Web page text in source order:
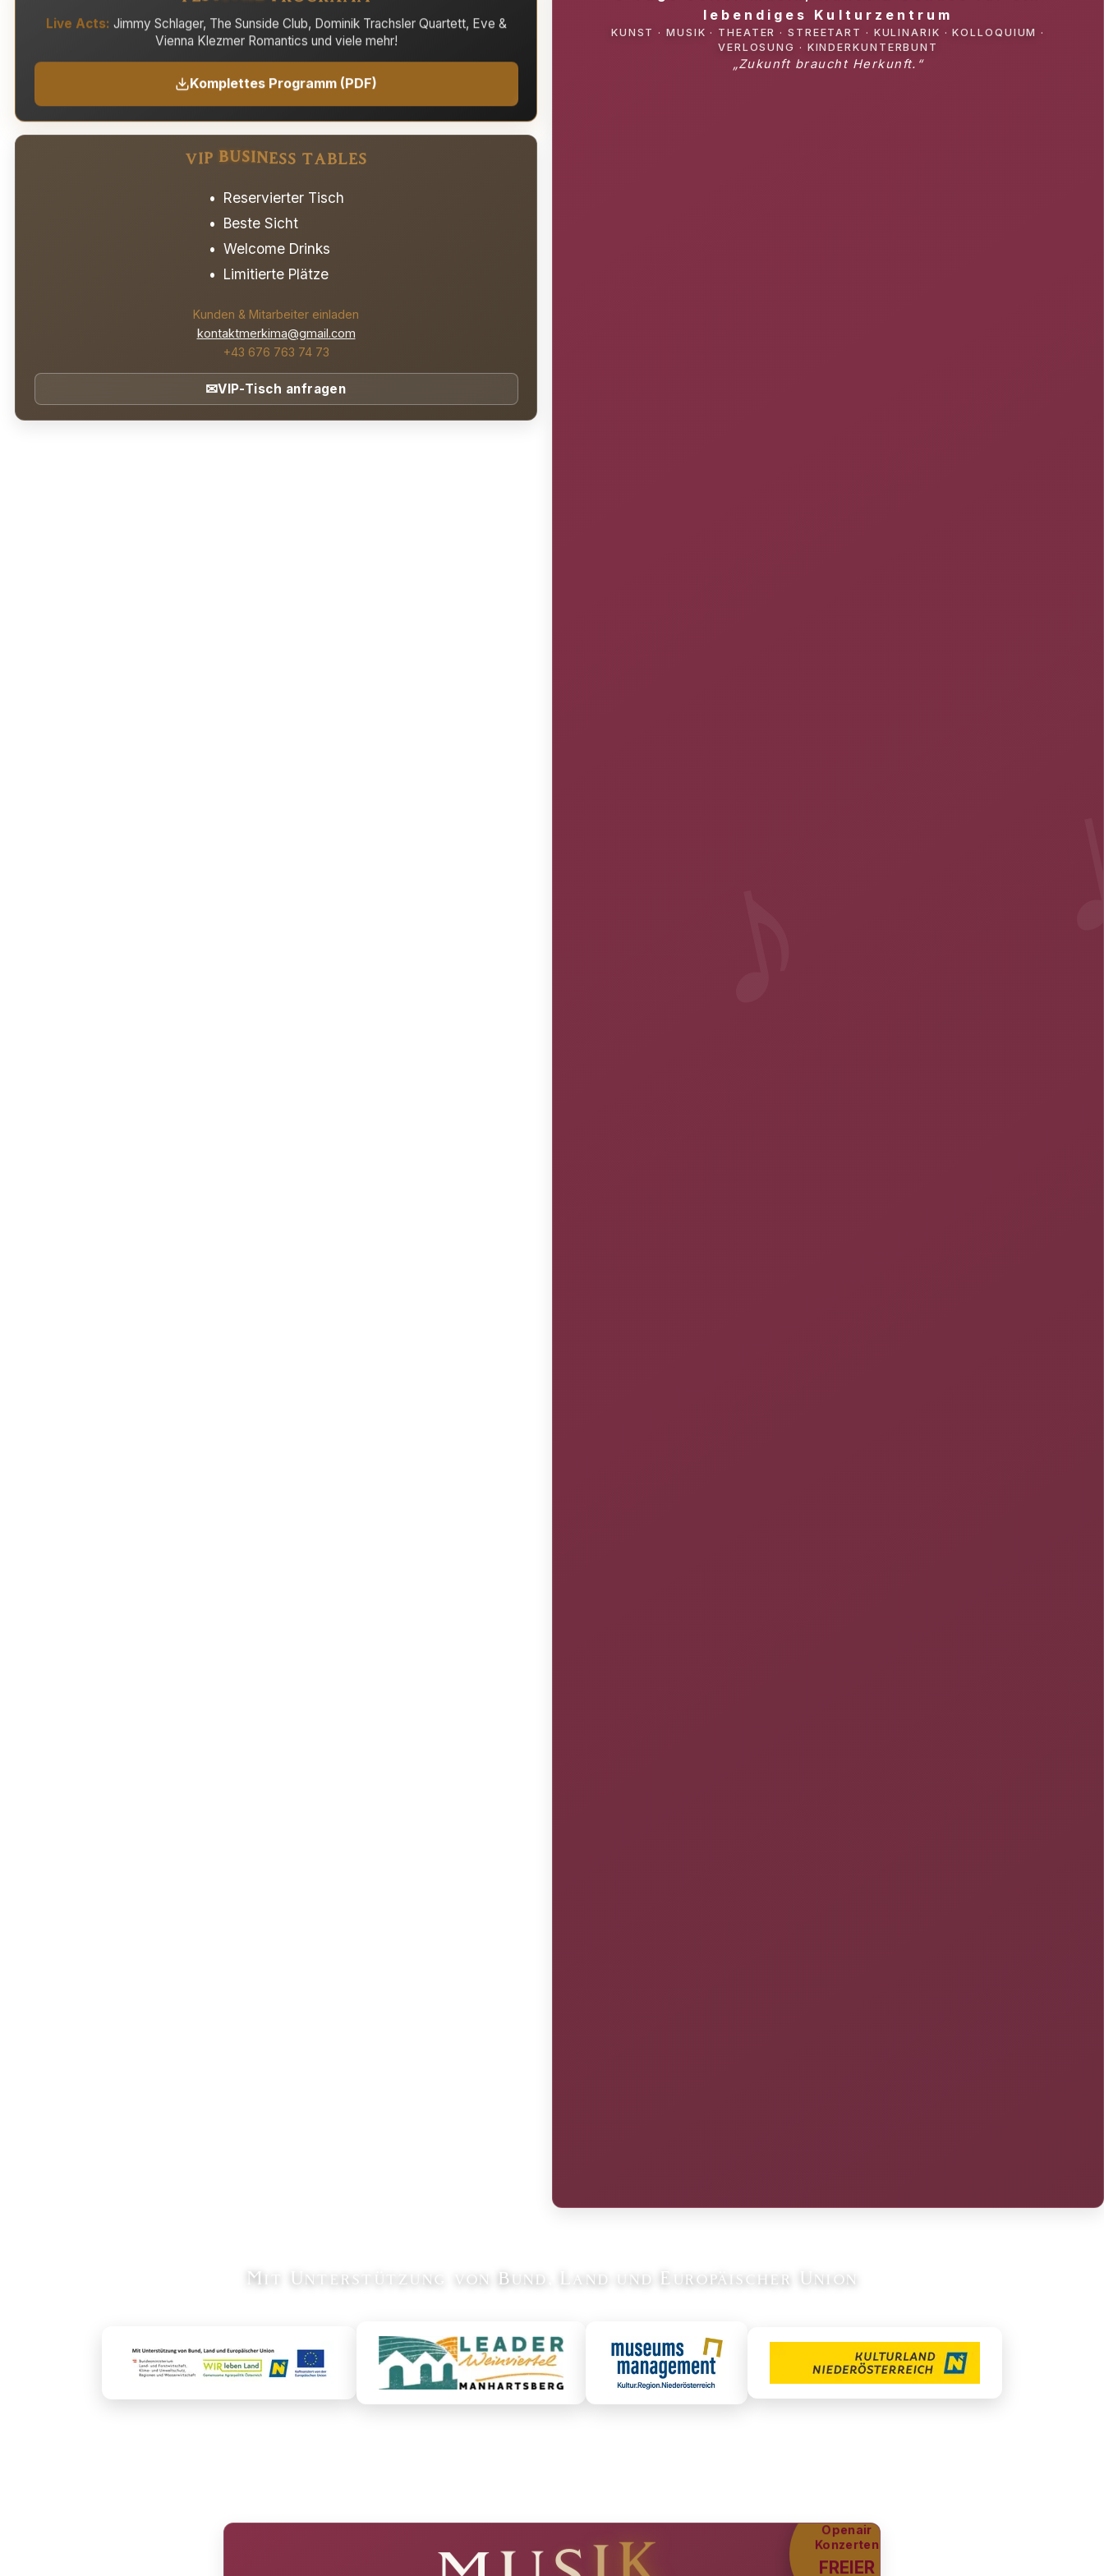
Live Acts: Jimmy Schlager, The Sunside Club, Dominik Trachsler Quartett, Eve &
Vienna Klezmer Romantics und viele mehr!
Komplettes Programm (PDF)
VIP BUSINESS TABLES
Reservierter Tisch
Beste Sicht
Welcome Drinks
Limitierte Plätze
Kunden & Mitarbeiter einladen
kontaktmerkima@gmail.com
+43 676 763 74 73
✉VIP-Tisch anfragen
lebendiges Kulturzentrum
KUNST · MUSIK · THEATER · STREETART · KULINARIK · KOLLOQUIUM ·
VERLOSUNG · KINDERKUNTERBUNT
„Zukunft braucht Herkunft.“
Mit Unterstützung von Bund, Land und Europäischer Union
Openair
Konzerten
FREIER